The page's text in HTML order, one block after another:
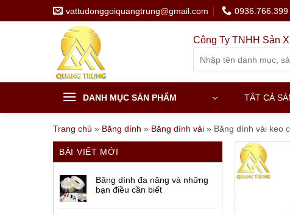
to
vattudonggoiquangtrung@gmail.com 0936.766.399
Công Ty TNHH Sản
DANH MỤC SẢN PHẨM TẤT CẢ
Trang chủ » Băng dính » Băng dính vải » Băng dính vải keo
BÀI VIẾT MỚI
Băng dính đa năng và những
bạn điều cần biết